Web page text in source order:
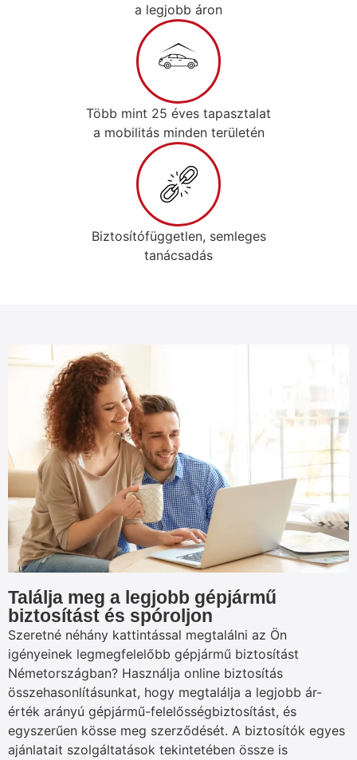
a legjobb áron
Több mint 25 éves tapasztalat
a mobilitás minden területén
Biztosítófüggetlen, semleges
tanácsadás
Találja meg a legjobb gépjármű
biztosítást és spóroljon
Szeretné néhány kattintással megtalálni az Ön
igényeinek legmegfelelőbb gépjármű biztosítást
Németországban? Használja online biztosítás
összehasonlításunkat, hogy megtalálja a legjobb ár-
érték arányú gépjármű-felelősségbiztosítást, és
egyszerűen kösse meg szerződését. A biztosítók egyes
ajánlatait szolgáltatások tekintetében össze is